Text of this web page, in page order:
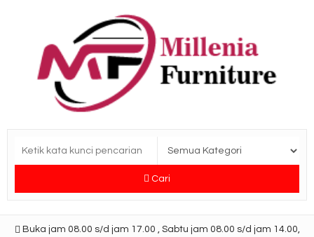
Cari
Buka jam 08.00 s/d jam 17.00 , Sabtu jam 08.00 s/d jam 14.00,